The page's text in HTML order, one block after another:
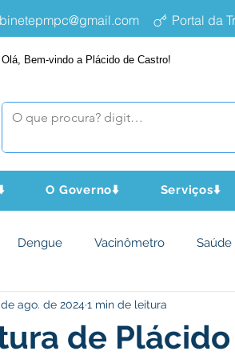
Portal da
Olá, Bem-vindo a Plácido de Castro!
O Governo⬇️ Serviços⬇️
Dengue Vacinômetro
Agricultura e Meio Ambiente
de
ago. de 20241 min de leitura